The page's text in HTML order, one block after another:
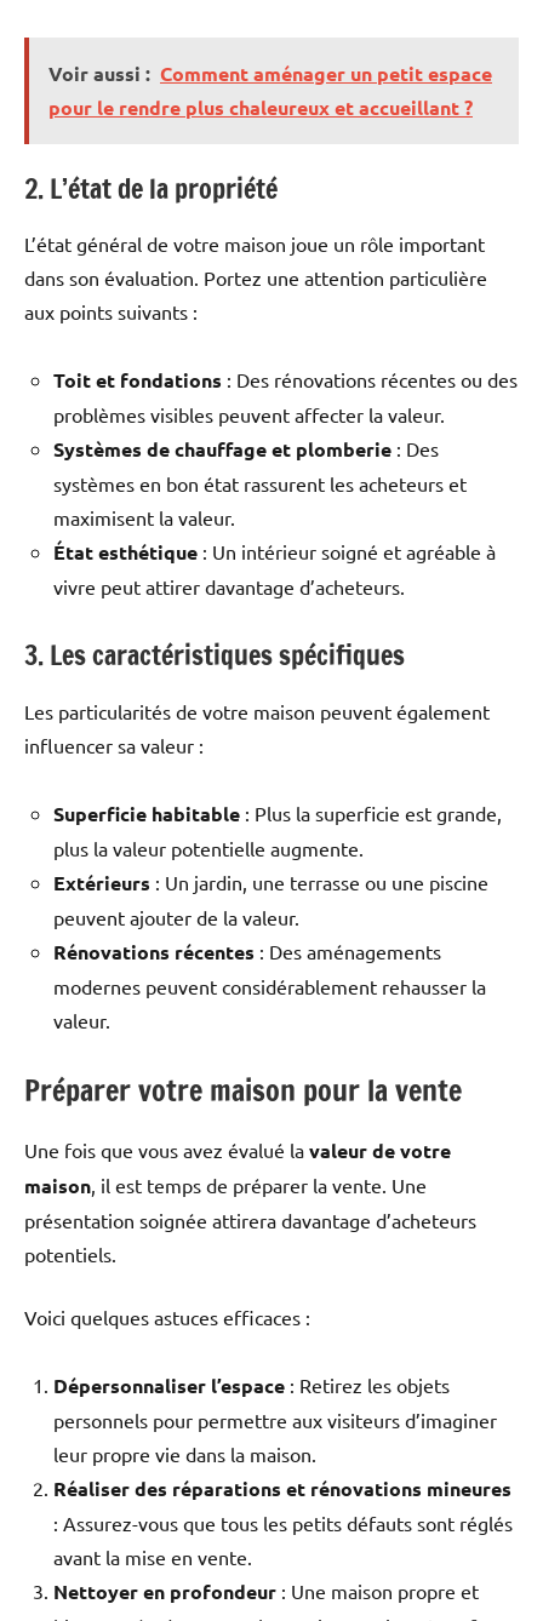
Voir aussi : Comment aménager un petit espace
pour le rendre plus chaleureux et accueillant ?
2. L’état de la propriété
L’état général de votre maison joue un rôle important
dans son évaluation. Portez une attention particulière
aux points suivants :
Toit et fondations : Des rénovations récentes ou des
problèmes visibles peuvent affecter la valeur.
Systèmes de chauffage et plomberie : Des
systèmes en bon état rassurent les acheteurs et
maximisent la valeur.
État esthétique : Un intérieur soigné et agréable à
vivre peut attirer davantage d’acheteurs.
3. Les caractéristiques spécifiques
Les particularités de votre maison peuvent également
influencer sa valeur :
Superficie habitable : Plus la superficie est grande,
plus la valeur potentielle augmente.
Extérieurs : Un jardin, une terrasse ou une piscine
peuvent ajouter de la valeur.
Rénovations récentes : Des aménagements
modernes peuvent considérablement rehausser la
valeur.
Préparer votre maison pour la vente
Une fois que vous avez évalué la valeur de votre
maison , il est temps de préparer la vente. Une
présentation soignée attirera davantage d’acheteurs
potentiels.
Voici quelques astuces efficaces :
Dépersonnaliser l’espace : Retirez les objets
personnels pour permettre aux visiteurs d’imaginer
leur propre vie dans la maison.
Réaliser des réparations et rénovations mineures
: Assurez-vous que tous les petits défauts sont réglés
avant la mise en vente.
Nettoyer en profondeur : Une maison propre et